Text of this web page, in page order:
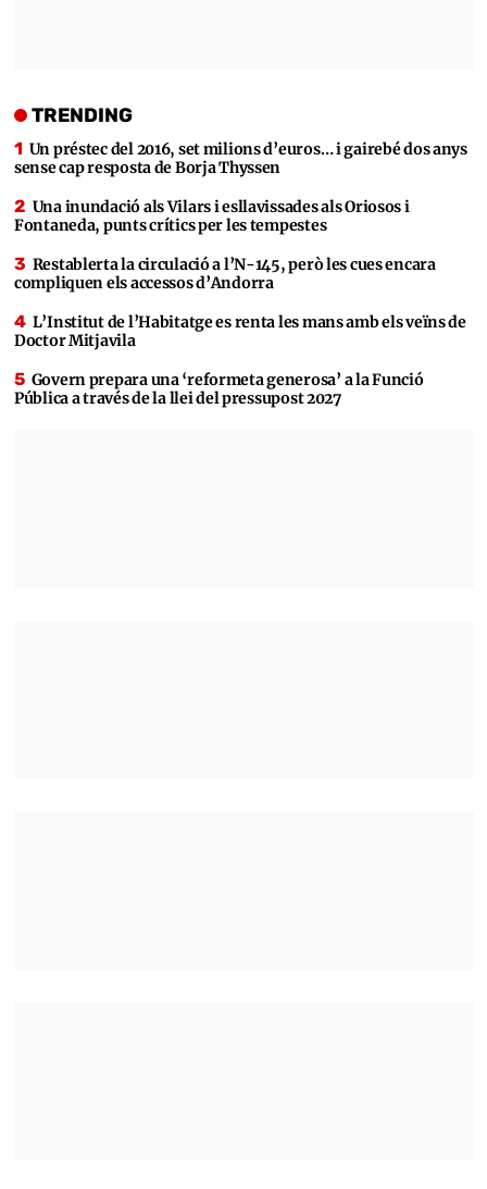
TRENDING
Un préstec del 2016, set milions d’euros… i gairebé dos anys
sense cap resposta de Borja Thyssen
Una inundació als Vilars i esllavissades als Oriosos i
Fontaneda, punts crítics per les tempestes
Restablerta la circulació a l’N-145, però les cues encara
compliquen els accessos d’Andorra
L’Institut de l’Habitatge es renta les mans amb els veïns de
Doctor Mitjavila
Govern prepara una ‘reformeta generosa’ a la Funció
Pública a través de la llei del pressupost 2027